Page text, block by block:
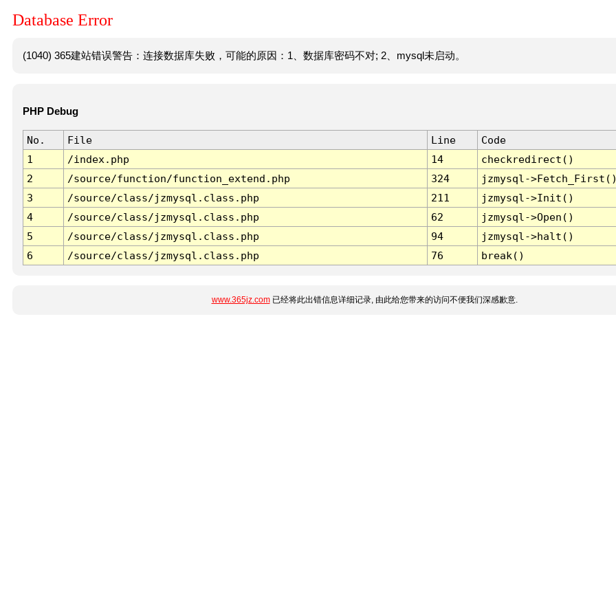
Database Error
(1040) 365建站错误警告：连接数据库失败，可能的原因：1、数据库密码不对; 2、mysql未启动。
PHP Debug
No. File Line
Code
1
/index.php 14
checkredirect()
2
/source/function/function_extend.php 324
jzmysql-
3
/source/class/jzmysql.class.php 211
jzmysql->Init()
4
/source/class/jzmysql.class.php 62
jzmysql->Open()
5
/source/class/jzmysql.class.php 94
jzmysql->halt()
6
/source/class/jzmysql.class.php 76 break()
www.365jz.com已经将此出错信息详细记录, 由此给您带来的访问不便我们深感歉意.